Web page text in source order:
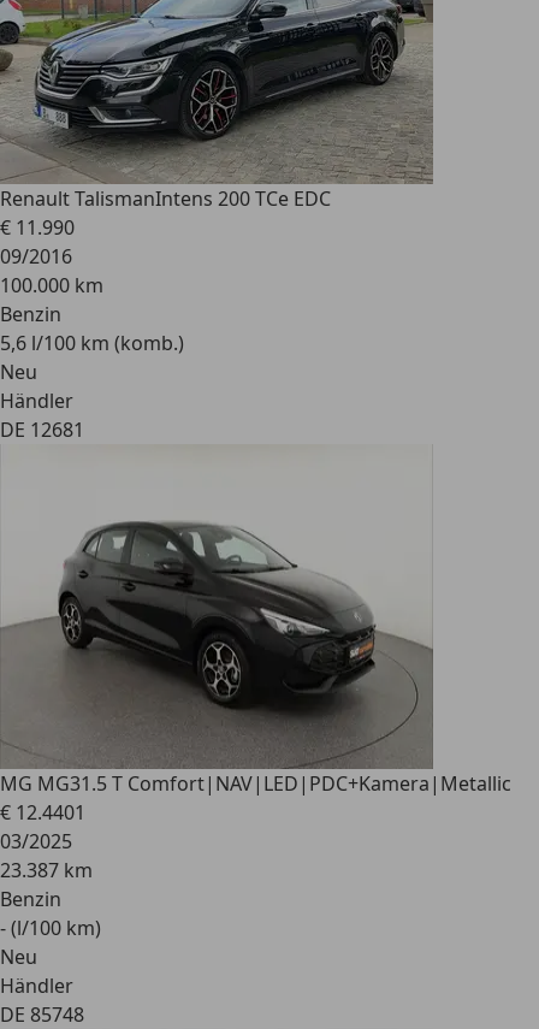
Renault TalismanIntens 200 TCe EDC
€ 11.990
09/2016
100.000 km
Benzin
5,6 l/100 km (komb.)
Neu
Händler
DE 12681
MG MG31.5 T Comfort|NAV|LED|PDC+Kamera|Metallic
€ 12.4401
03/2025
23.387 km
Benzin
- (l/100 km)
Neu
Händler
DE 85748